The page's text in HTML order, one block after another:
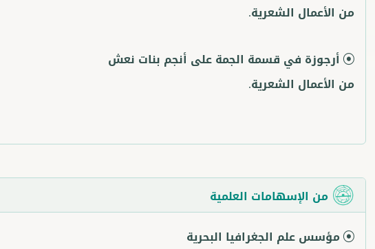
من الأعمال الشعرية.
أرجوزة في قسمة الجمة على أنجم بنات نعش
من الأعمال الشعرية.
من الإسهامات العلمية
مؤسس علم الجغرافيا البحرية